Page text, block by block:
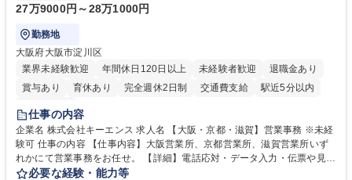
27万9000円～28万1000円
勤務地
大阪府大阪市淀川区
業界未経験歓迎
年間休日120日以上 未経験者歓迎
退職金あり
賞与あり
育休あり 完全週休2日制 交通費支給
駅近5分以内
土日祝休み
仕事の内容
企業名 株式会社キーエンス 求人名 【大阪・京都・滋賀】営業事務 ※未経
験可 仕事の内容 【仕事内容】大阪営業所、京都営業所、滋賀営業所いず
れかにて営業事務をお任せ。 【詳細】電話応対・データ入力・伝票や見積
の作成・カタログ送付・来客対応・営業所内で発生する事務業務や業務改
必要な経験・能力等